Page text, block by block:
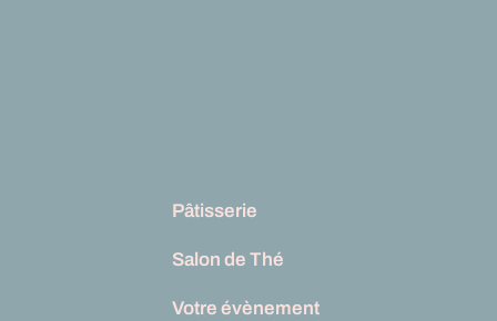
Pâtisserie
Salon de Thé
Votre évènement